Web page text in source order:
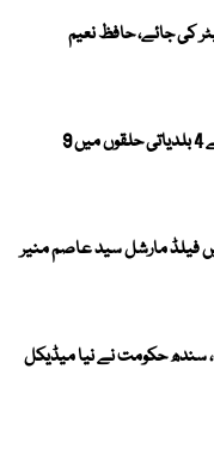
روپے فی لیٹر کی جائے، حافظ نعیم
الیکشن کمیشن نے بلوچستان کے 4 بلدیاتی حلقوں میں 9
مارشل سید عاصم منیر
سندھ حکومت نے نیا میڈیکل